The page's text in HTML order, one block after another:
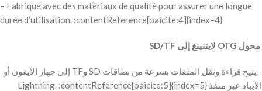
– Fabriqué avec des matériaux de qualité pour assurer une longue
durée d’utilisation. :contentReference[oaicite:4]{index=4}
‫ محول OTG لايتنينغ إلى SD/TF
‫- يتيح قراءة ونقل الملفات بسرعة من بطاقات SD وTF إلى جهاز الآيفون أو
الآيباد عبر منفذ Lightning. :contentReference[oaicite:5]{index=5}